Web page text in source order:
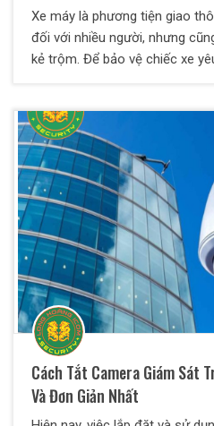
Xe máy là phương tiện giao
đối với nhiều người, nhưng
kẻ trộm. Để bảo vệ chiếc xe
máy.
Cách Tắt Camera Giám Sát
Và Đơn Giản Nhất